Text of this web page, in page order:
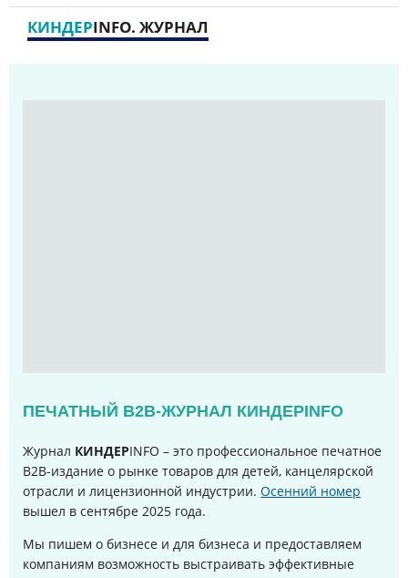
КИНДЕРINFO. ЖУРНАЛ
ПЕЧАТНЫЙ B2B-ЖУРНАЛ КИНДЕРINFO
Журнал КИНДЕРINFO – это профессиональное печатное
B2B-издание о рынке товаров для детей, канцелярской
отрасли и лицензионной индустрии. Осенний номер
вышел в сентябре 2025 года.
Мы пишем о бизнесе и для бизнеса и предоставляем
компаниям возможность выстраивать эффективные